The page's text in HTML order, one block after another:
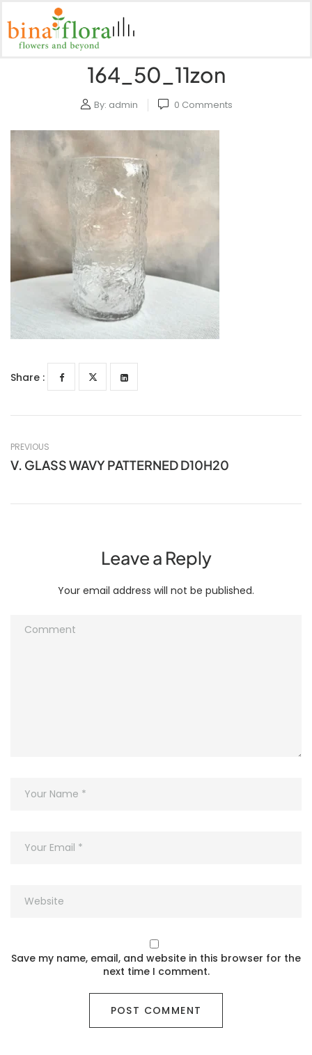
164_50_11zon
By: admin 0 Comments
Share :
PREVIOUS
V. GLASS WAVY PATTERNED D10H20
Leave a Reply
Your email address will not be published.
Save my name, email, and website in this browser for the
next time I comment.